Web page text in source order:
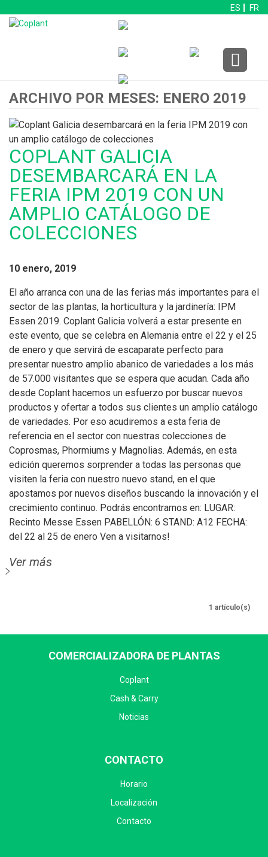
ES FR
ARCHIVO POR MESES: ENERO 2019
COPLANT GALICIA
DESEMBARCARÁ EN LA
FERIA IPM 2019 CON UN
AMPLIO CATÁLOGO DE
COLECCIONES
10 enero, 2019
El año arranca con una de las ferias más importantes para el
sector de las plantas, la horticultura y la jardinería: IPM
Essen 2019. Coplant Galicia volverá a estar presente en
este evento, que se celebra en Alemania entre el 22 y el 25
de enero y que servirá de escaparate perfecto para
presentar nuestro amplio abanico de variedades a los más
de 57.000 visitantes que se espera que acudan. Cada año
desde Coplant hacemos un esfuerzo por buscar nuevos
productos y ofertar a todos sus clientes un amplio catálogo
de variedades. Por eso acudiremos a esta feria de
referencia en el sector con nuestras colecciones de
Coprosmas, Phormiums y Magnolias. Además, en esta
edición queremos sorprender a todas las personas que
visiten la feria con nuestro nuevo stand, en el que
apostamos por nuevos diseños buscando la innovación y el
crecimiento continuo. Podrás encontrarnos en: LUGAR:
Recinto Messe Essen PABELLÓN: 6 STAND: A12 FECHA:
del 22 al 25 de enero Ven a visitarnos!
Ver más
1 artículo(s)
COMERCIALIZADORA DE PLANTAS
Coplant
Cash & Carry
Noticias
CONTACTO
Horario
Localización
Contacto